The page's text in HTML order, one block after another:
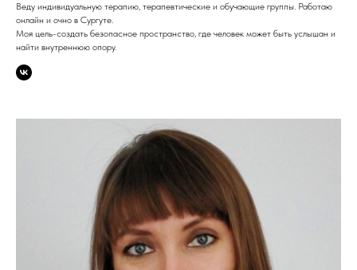
Веду индивидуальную терапию, терапевтические и обучающие группы. Работаю
онлайн и очно в Сургуте.
Моя цель-создать безопасное пространство, где человек может быть услышан и
найти внутреннюю опору.